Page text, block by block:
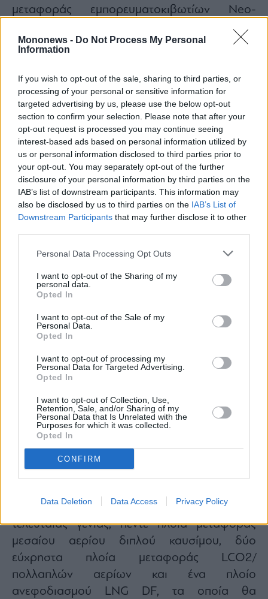
Mononews - Do Not Process My Personal
Information
If you wish to opt-out of the sale, sharing to third parties, or
processing of your personal or sensitive information for
targeted advertising by us, please use the below opt-out
section to confirm your selection. Please note that after your
opt-out request is processed you may continue seeing
interest-based ads based on personal information utilized by
us or personal information disclosed to third parties prior to
your opt-out. You may separately opt-out of the further
disclosure of your personal information by third parties on the
IAB’s list of downstream participants. This information may
also be disclosed by us to third parties on the IAB’s List of
Downstream Participants that may further disclose it to other
Personal Data Processing Opt Outs
I want to opt-out of the Sharing of my
personal data.
Opted In
I want to opt-out of the Sale of my
Personal Data.
Opted In
I want to opt-out of processing my
Personal Data for Targeted Advertising.
Opted In
I want to opt-out of Collection, Use,
Retention, Sale, and/or Sharing of my
Personal Data that Is Unrelated with the
Purposes for which it was collected.
Opted In
CONFIRM
Data Deletion Data Access Privacy Policy
μεταφοράς εμπορευματοκιβωτίων Neo-
Panamax, ενός πλοίου μεταφοράς μεσαίου
αερίου διπλού καυσίμου και δύο εύχρηστων
περιλαμβάνει οκτώ επιπλέον πλοία LNG/C
τελευταίας γενιάς, πέντε πλοία μεταφοράς
μεσαίου αερίου διπλού καυσίμου, δύο
εύχρηστα πλοία μεταφοράς LCO2/
πολλαπλών αερίων και ένα πλοίο
ανεφοδιασμού LNG DF, τα οποία θα